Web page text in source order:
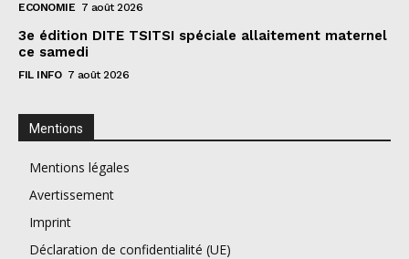
ECONOMIE 7 août 2026
3e édition DITE TSITSI spéciale allaitement maternel
ce samedi
FIL INFO 7 août 2026
Mentions
Mentions légales
Avertissement
Imprint
Déclaration de confidentialité (UE)